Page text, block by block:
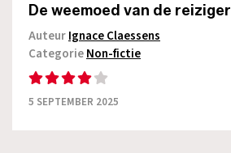
De weemoed van de reiziger
AuteurIgnace Claessens
CategorieNon-fictie
5 SEPTEMBER 2025